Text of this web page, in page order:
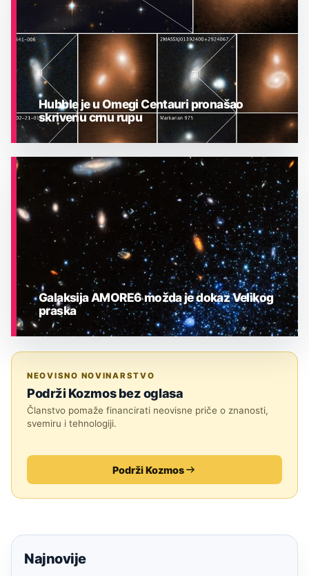
ASTRONOMIJA
Hubble je u Omegi Centauri pronašao
skrivenu crnu rupu
Galaksija AMORE6 možda je dokaz Velikog
praska
NEOVISNO NOVINARSTVO
Podrži Kozmos bez oglasa
Članstvo pomaže financirati neovisne priče o znanosti,
svemiru i tehnologiji.
Podrži Kozmos
Najnovije